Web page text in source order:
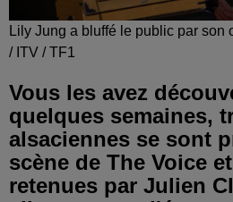
Lily Jung a bluffé le public par son
/ ITV / TF1
Vous les avez
quelques semaines,
alsaciennes se sont
scène de The Voice
retenues par Julien